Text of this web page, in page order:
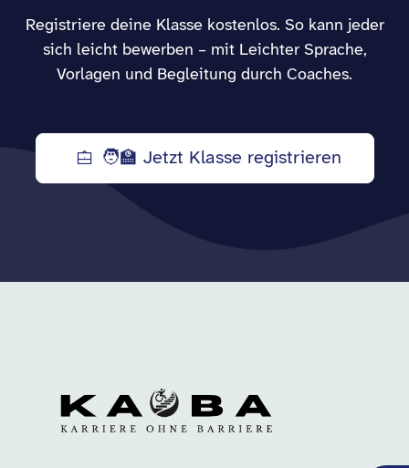
Registriere deine Klasse kostenlos. So kann jeder
sich leicht bewerben – mit Leichter Sprache,
Vorlagen und Begleitung durch Coaches.
🧑‍🏫 Jetzt Klasse registrieren